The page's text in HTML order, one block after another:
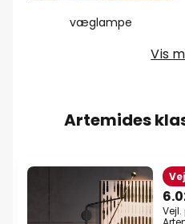
væglampe
Vis
Artemides
Vejl.